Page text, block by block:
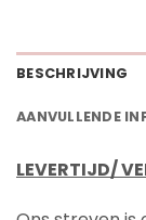
BESCHRIJVING
AANVULLENDE
LEVERTIJD/